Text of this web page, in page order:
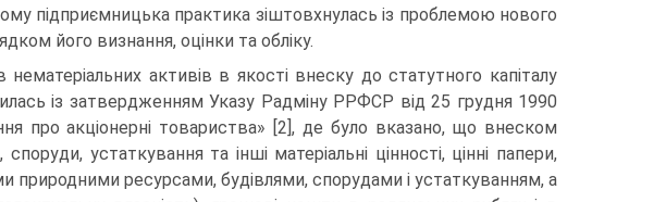
підприємницька прак­тика зіштовхнулась із проблемою нового
його визнання, оцінки та обліку.
активів в якості внеску до статутного капі­талу
із затвердженням Указу Радміну РРФСР від 25 грудня 1990
акціонерні товариства» [2], де було вказано, що вне­ском
устаткування та інші матеріальні цінності, цінні папери,
природними ресурсами, будівлями, спорудами і устат­куванням, а